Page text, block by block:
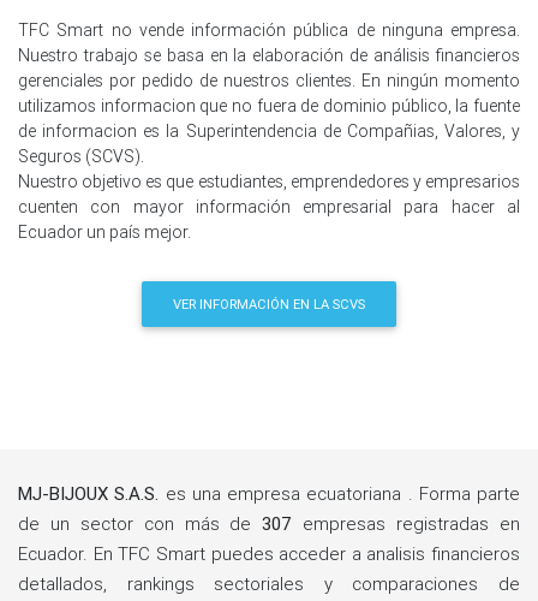
TFC Smart no vende información pública de ninguna empresa.
Nuestro trabajo se basa en la elaboración de análisis financieros
gerenciales por pedido de nuestros clientes. En ningún momento
utilizamos informacion que no fuera de dominio público, la fuente
de informacion es la Superintendencia de Compañias, Valores, y
Seguros (SCVS).
Nuestro objetivo es que estudiantes, emprendedores y empresarios
cuenten con mayor información empresarial para hacer al
Ecuador un país mejor.
VER INFORMACIÓN EN LA SCVS
MJ-BIJOUX S.A.S. es una empresa ecuatoriana . Forma parte
de un sector con más de307 empresas registradas en
Ecuador. En TFC Smart puedes acceder a analisis financieros
detallados, rankings sectoriales y comparaciones de